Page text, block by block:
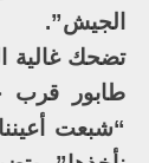
الجيش”.
طابور قرب
“شبعت